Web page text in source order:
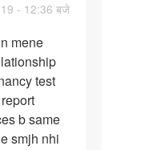
- 12:36 बजे
mene
test
b same
smjh nhi